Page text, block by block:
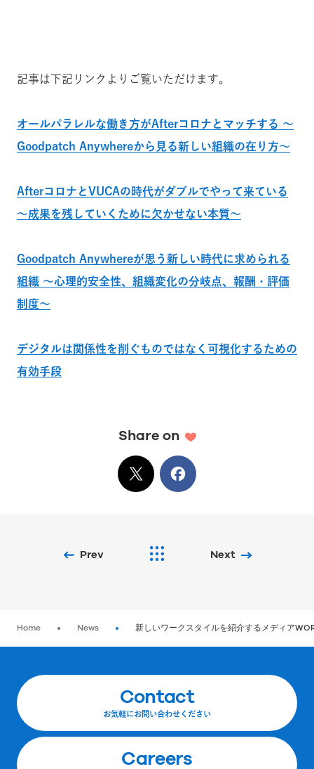
記事は下記リンクよりご覧いただけます。
オールパラレルな働き方がAfterコロナとマッチする ～
Goodpatch Anywhereから見る新しい組織の在り方～
AfterコロナとVUCAの時代がダブルでやって来ている
～成果を残していくために欠かせない本質～
Goodpatch Anywhereが思う新しい時代に求められる
組織 ～心理的安全性、組織変化の分岐点、報酬・評価
制度～
デジタルは関係性を削ぐものではなく可視化するための
有効手段
Share on
XでシェアFacebook
Prev Next
Home News 新しいワークスタイルを紹介するメディア
Contact
お気軽にお問い合わせください
Careers